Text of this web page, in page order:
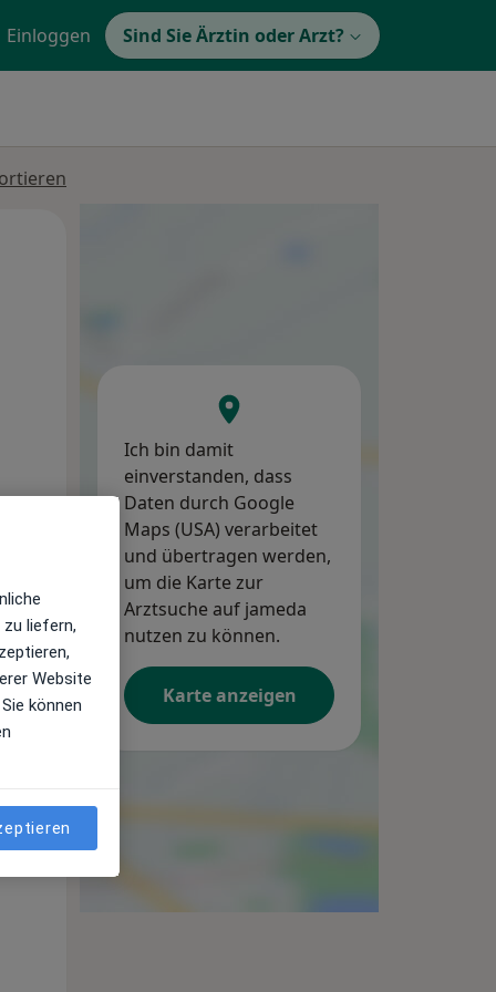
Einloggen Sind Sie Ärztin oder Arzt?
Ich bin damit
einverstanden, dass
Daten durch Google
Maps (USA) verarbeitet
und übertragen werden,
um die Karte zur
Arztsuche auf jameda
nutzen zu können.
Karte anzeigen
liefern,
Website
können